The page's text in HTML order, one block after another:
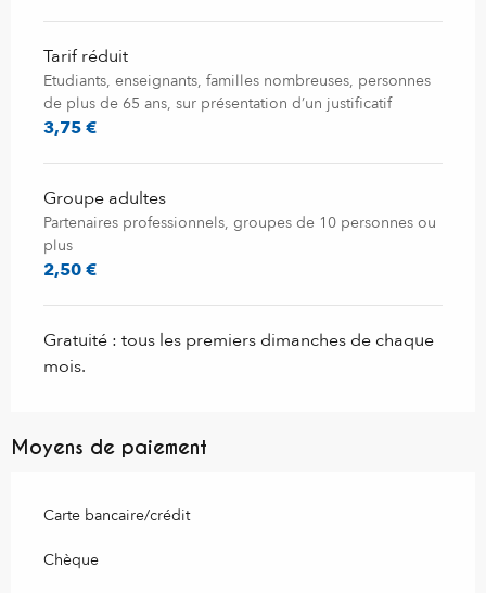
Tarif réduit
Etudiants, enseignants, familles nombreuses, personnes
de plus de 65 ans, sur présentation d’un justificatif
3,75 €
Groupe adultes
Partenaires professionnels, groupes de 10 personnes ou
plus
2,50 €
Gratuité : tous les premiers dimanches de chaque
mois.
Moyens de paiement
Carte bancaire/crédit
Chèque